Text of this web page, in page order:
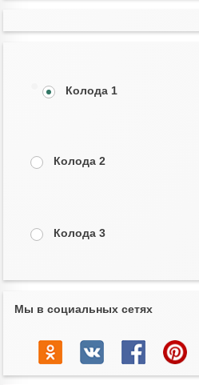
Колода 1
Колода 2
Колода 3
Мы в социальных сетях